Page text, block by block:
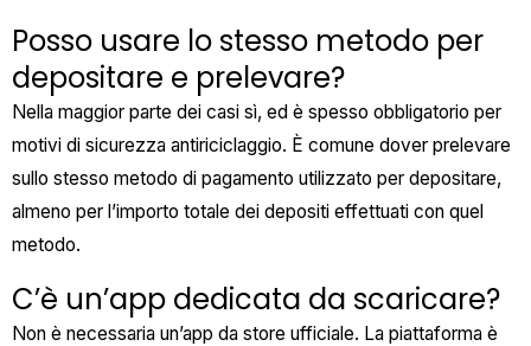
Posso usare lo stesso metodo per
depositare e prelevare?
Nella maggior parte dei casi sì, ed è spesso obbligatorio per
motivi di sicurezza antiriciclaggio. È comune dover prelevare
sullo stesso metodo di pagamento utilizzato per depositare,
almeno per l’importo totale dei depositi effettuati con quel
metodo.
C’è un’app dedicata da scaricare?
Non è necessaria un’app da store ufficiale. La piattaforma è